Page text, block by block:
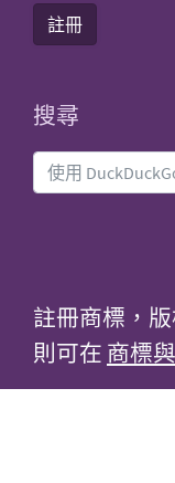
註冊
搜尋
註冊商標，
則可在 商標